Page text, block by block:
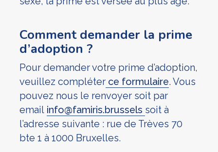
Comment demander la prime
d’adoption ?
Pour demander votre prime d’adoption,
veuillez compléter ce formulaire. Vous
pouvez nous le renvoyer soit par
email info@famiris.brussels soit à
l’adresse suivante : rue de Trèves 70
bte 1 à 1000 Bruxelles.